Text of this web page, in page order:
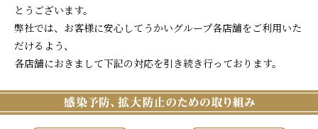
とうございます。
弊社では、お客様に安心してうかいグループ各店舗をご利用いた
だけるよう、
各店舗におきまして下記の対応を引き続き行っております。